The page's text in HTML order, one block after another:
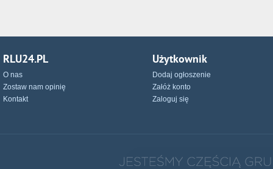
RLU24.PL
O nas
Zostaw nam opinię
Kontakt
Użytkownik
Dodaj ogłoszenie
Załóż konto
Zaloguj się